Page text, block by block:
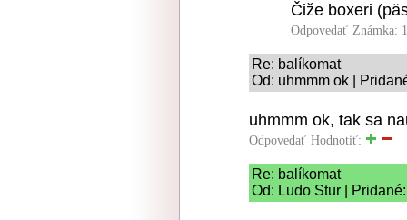
Čiže boxeri
Odpovedať Známka:
Re: balíkomat
Od: uhmmm ok |
uhmmm ok, tak sa
Odpovedať Hodnotiť:
Re: balíkomat
Od: Ludo Stur |